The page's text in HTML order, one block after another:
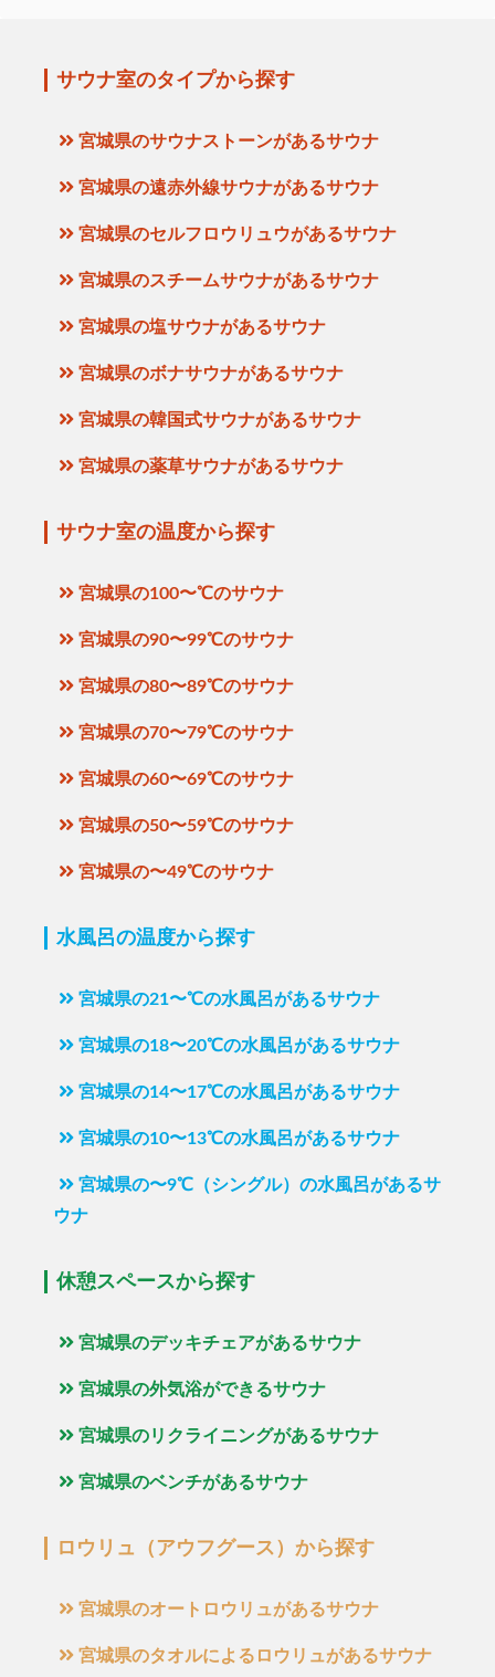
サウナ室のタイプから探す
宮城県のサウナストーンがあるサウナ
宮城県の遠赤外線サウナがあるサウナ
宮城県のセルフロウリュウがあるサウナ
宮城県のスチームサウナがあるサウナ
宮城県の塩サウナがあるサウナ
宮城県のボナサウナがあるサウナ
宮城県の韓国式サウナがあるサウナ
宮城県の薬草サウナがあるサウナ
サウナ室の温度から探す
宮城県の100〜℃のサウナ
宮城県の90〜99℃のサウナ
宮城県の80〜89℃のサウナ
宮城県の70〜79℃のサウナ
宮城県の60〜69℃のサウナ
宮城県の50〜59℃のサウナ
宮城県の〜49℃のサウナ
水風呂の温度から探す
宮城県の21〜℃の水風呂があるサウナ
宮城県の18〜20℃の水風呂があるサウナ
宮城県の14〜17℃の水風呂があるサウナ
宮城県の10〜13℃の水風呂があるサウナ
宮城県の〜9℃（シングル）の水風呂があるサ
ウナ
休憩スペースから探す
宮城県のデッキチェアがあるサウナ
宮城県の外気浴ができるサウナ
宮城県のリクライニングがあるサウナ
宮城県のベンチがあるサウナ
ロウリュ（アウフグース）から探す
宮城県のオートロウリュがあるサウナ
宮城県のタオルによるロウリュがあるサウナ